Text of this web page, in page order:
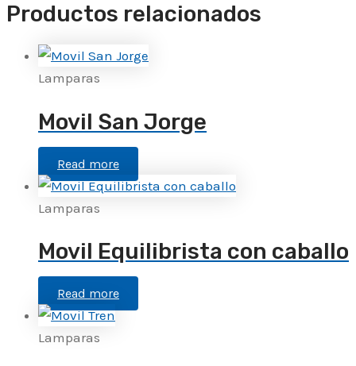
Productos relacionados
Lamparas
Movil San Jorge
Read more
Lamparas
Movil Equilibrista con caballo
Read more
Lamparas